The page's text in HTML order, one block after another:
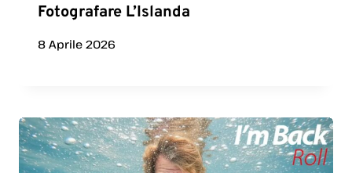
Fotografare L’Islanda
8 Aprile 2026